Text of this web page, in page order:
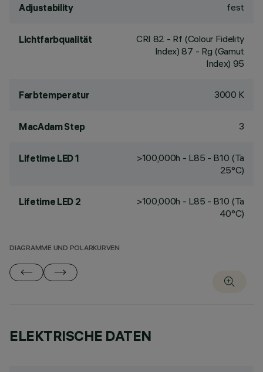
Adjustability fest
Lichtfarbqualität CRI 82 - Rf (Colour Fidelity
Index) 87 - Rg (Gamut
Index) 95
Farbtemperatur 3000 K
MacAdam Step 3
Lifetime LED 1
>100,000h - L85 - B10 (Ta
25°C)
Lifetime LED 2
>100,000h - L85 - B10 (Ta
40°C)
DIAGRAMME UND POLARKURVEN
ELEKTRISCHE DATEN